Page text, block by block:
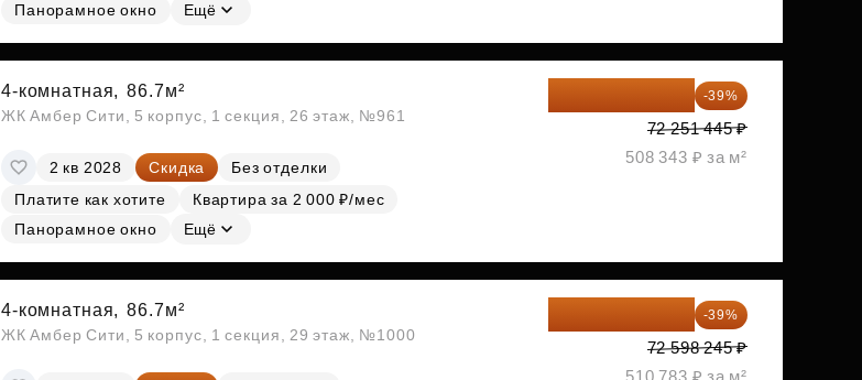
Панорамное окно
Ещё
4-комнатная, 86.7м²
ЖК Амбер Сити, 5 корпус, 1 секция, 26 этаж, №961
2 кв 2028 Скидка
Без отделки
Платите как хотите
Квартира за 2 000 ₽/мес
Панорамное окно
Ещё
-39%
72 251 445 ₽
508 343 ₽ за м²
4-комнатная, 86.7м²
ЖК Амбер Сити, 5 корпус, 1 секция, 29 этаж, №1000
-39%
72 598 245 ₽
510 783 ₽ за м²